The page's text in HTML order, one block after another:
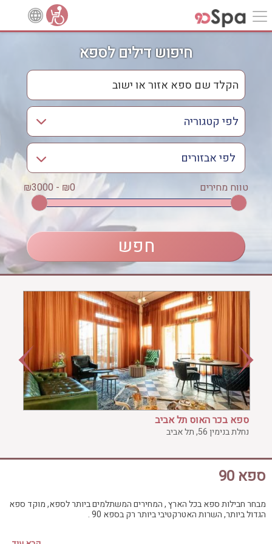
חיפוש דילים לספא
לפי אבזורים
אירוודה
בריכה מחוממת
ג'קוזי
חדר כושר
חמאם טורקי
טיפול במים
טיפול קלאסי
טיפולי קוסמטיקה
סאונה רטובה
סאונה יבשה
סוויטה
עיסוי אבנים חמות
עיסוי תאילנדי
אישור טווח מחירים ₪0 - ₪3000
ספא בכר האוס תל אביב
נחלת בנימין 56, תל אביב
ספא 90
מבחר חבילות ספא בכל הארץ , המחירים המשתלמים ביותר לספא, מוקד ספא
הגדול ביותר, השרות האטרקטיבי ביותר רק בספא 90 .